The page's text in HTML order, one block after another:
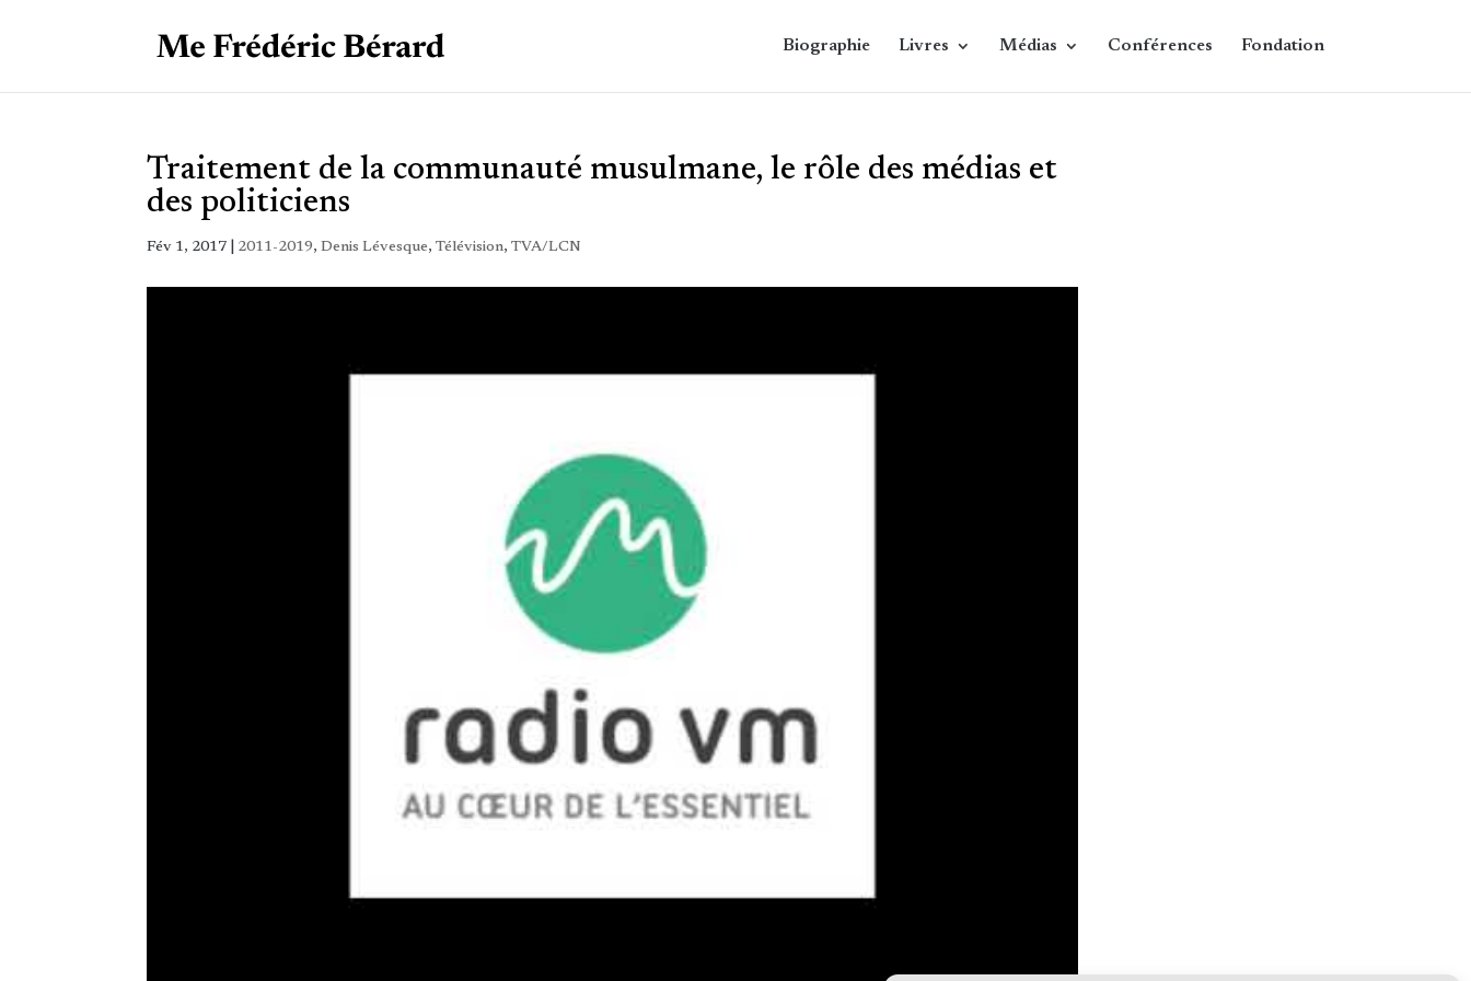
Biographie Livres Médias Conférences Fondation
Traitement de la communauté musulmane, le rôle des médias et
des politiciens
Fév 1, 2017 2011-2019,Denis Lévesque,Télévision,TVA/LCN